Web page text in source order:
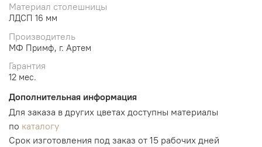
Материал столешницы
ЛДСП 16 мм
Производитель
МФ Примф, г. Артем
Гарантия
12 мес.
Дополнительная информация
Для заказа в других цветах доступны материалы
по каталогу
Срок изготовления под заказ от 15 рабочих дней